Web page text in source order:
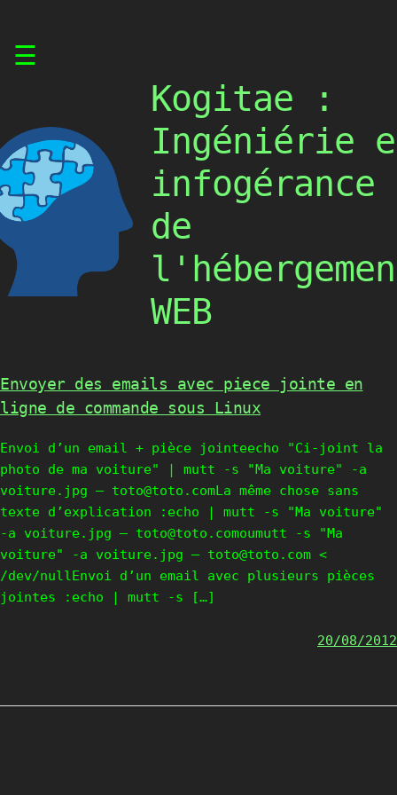
☰
Kogitae :
Ingéniérie
infogérance
de
WEB
Envoyer des emails avec piece jointe en
ligne de commande sous Linux
Envoi d’un email + pièce jointeecho "Ci-joint la
photo de ma voiture" | mutt -s "Ma voiture" -a
voiture.jpg — toto@toto.comLa même chose sans
texte d’explication :echo | mutt -s "Ma voiture"
-a voiture.jpg — toto@toto.comoumutt -s "Ma
voiture" -a voiture.jpg — toto@toto.com <
/dev/nullEnvoi d’un email avec plusieurs pièces
jointes :echo | mutt -s […]
20/08/2012